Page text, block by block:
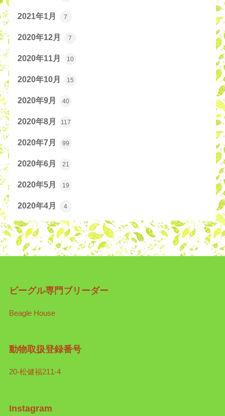
2021年1月 7
2020年12月 7
2020年11月 10
2020年10月 15
2020年9月 40
2020年8月 117
2020年7月 99
2020年6月 21
2020年5月 19
2020年4月 4
ビーグル専門ブリーダー
Beagle House
動物取扱登録番号
20-松健福211-4
Instagram